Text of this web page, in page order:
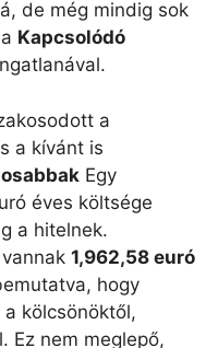
de még mindig sok
Kapcsolódó
a
a kívánt is
Egy
éves költsége
a hitelnek.
1,962,58 euró
hogy
kölcsönöktől,
Ez nem meglepő,